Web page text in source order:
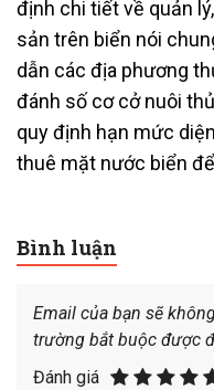
định chi tiết về quản
sản trên biển nói
dẫn các địa phương
đánh số cơ cở nuôi
quy định hạn mức
thuê mặt nước biển
Bình luận
Email của bạn sẽ
trường bắt buộc được
Đánh giá